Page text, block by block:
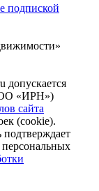
подпиской
допускается
«ИРН»)
сайта
(cookie).
подтверждает
персональных